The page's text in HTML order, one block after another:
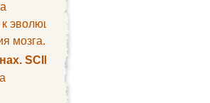
эволюции мозга
мозга. Все может начаться с
SCIENTIFIC AMERICAN